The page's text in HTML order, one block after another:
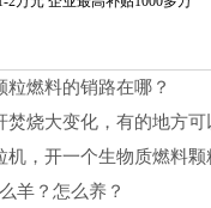
燃料的销路在哪？
烧大变化，有的地方可
，开一个生物质燃料颗
羊？怎么养？